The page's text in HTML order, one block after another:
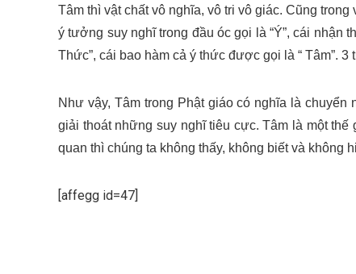
Tâm thì vật chất vô nghĩa, vô tri vô giác. Cũng
ý tưởng suy nghĩ trong đầu óc gọi là “Ý”, cái nhận
Thức”, cái bao hàm cả ý thức được gọi là “ Tâm”.
Như vậy, Tâm trong Phật giáo có nghĩa là
giải thoát những suy nghĩ tiêu cực. Tâm là một
quan thì chúng ta không thấy, không biết và không
[affegg id=47]